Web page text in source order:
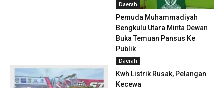
Daerah
Pemuda Muhammadiyah
Bengkulu Utara Minta Dewan
Buka Temuan Pansus Ke
Publik
Daerah
Kwh Listrik Rusak, Pelangan
Kecewa